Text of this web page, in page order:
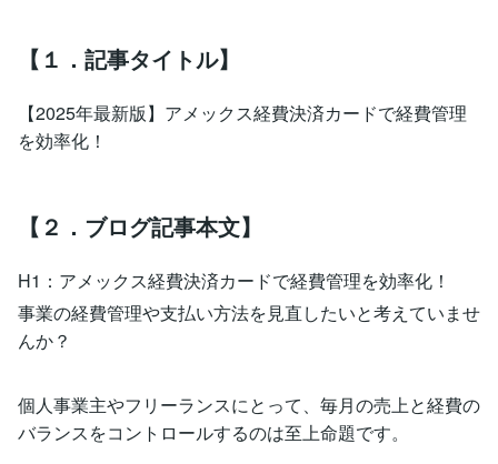
【１．記事タイトル】
【2025年最新版】アメックス経費決済カードで経費管理
を効率化！
【２．ブログ記事本文】
H1：アメックス経費決済カードで経費管理を効率化！
事業の経費管理や支払い方法を見直したいと考えていませ
んか？
個人事業主やフリーランスにとって、毎月の売上と経費の
バランスをコントロールするのは至上命題です。